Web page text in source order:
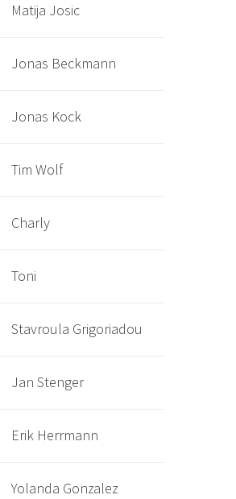
Matija Josic
Jonas Beckmann
Jonas Kock
Tim Wolf
Charly
Toni
Stavroula Grigoriadou
Jan Stenger
Erik Herrmann
Yolanda Gonzalez